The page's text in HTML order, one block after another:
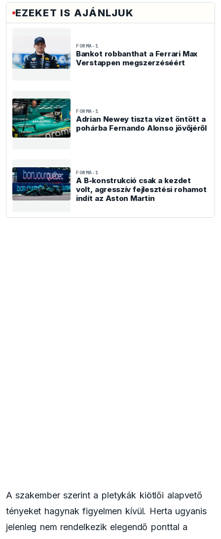
EZEKET IS AJÁNLJUK
FORMA-1
Bankot robbanthat a Ferrari Max
Verstappen megszerzéséért
FORMA-1
Adrian Newey tiszta vizet öntött a
pohárba Fernando Alonso jövőjéről
FORMA-1
A B-konstrukció csak a kezdet
volt, agresszív fejlesztési rohamot
indít az Aston Martin
A szakember szerint a pletykák kiötlői alapvető
tényeket hagynak figyelmen kívül. Herta ugyanis
jelenleg nem rendelkezik elegendő ponttal a